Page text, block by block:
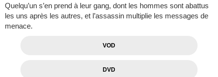
Quelqu’un s’en prend à leur gang, dont les hommes sont abattus
les uns après les autres, et l’assassin multiplie les messages de
menace.
VOD
DVD